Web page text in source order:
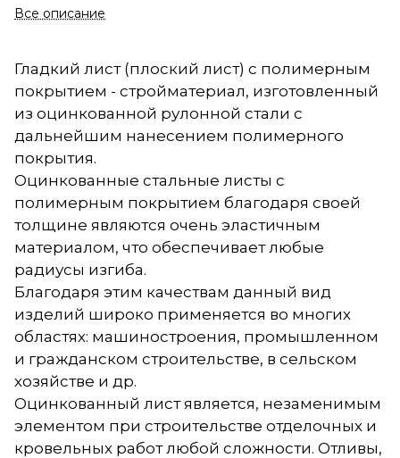
Все описание
Гладкий лист (плоский лист) с полимерным
покрытием - стройматериал, изготовленный
из оцинкованной рулонной стали с
дальнейшим нанесением полимерного
покрытия.
Оцинкованные стальные листы с
полимерным покрытием благодаря своей
толщине являются очень эластичным
материалом, что обеспечивает любые
радиусы изгиба.
Благодаря этим качествам данный вид
изделий широко применяется во многих
областях: машиностроения, промышленном
и гражданском строительстве, в сельском
хозяйстве и др.
Оцинкованный лист является, незаменимым
элементом при строительстве отделочных и
кровельных работ любой сложности. Отливы,